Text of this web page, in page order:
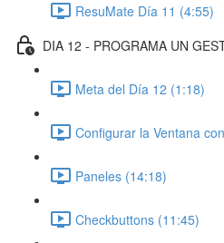
ResuMate Día 11 (4:55)
DIA 12 - PROGRAMA UN
Meta del Día 12 (1:18)
Configurar la Ventana
Paneles (14:18)
Checkbuttons (11:45)